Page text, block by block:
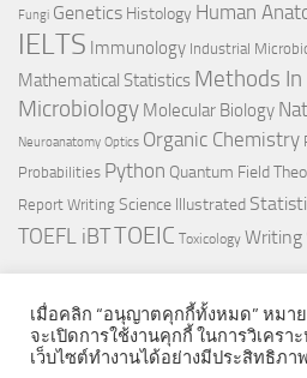
Fungi Genetics Histology Human
IELTS Immunology Industrial
Mathematical Statistics Methods
Microbiology Molecular Biology
Neuroanatomy Optics Organic Chemistry
Probabilities Python Quantum Field
Report Writing Science Illustrated
TOEFL iBTTOEIC Toxicology Writing
เมื่อคลิก “อนุญาตคุกกี้ทั้งหมด” หมา
จะเปิดการใช้งานคุกกี้ ในการวิเครา
เว็บไซต์ทำงานได้อย่างมีประสิทธิภา